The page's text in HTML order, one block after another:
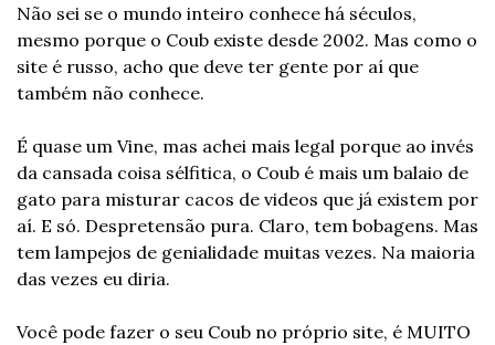
Não sei se o mundo inteiro conhece há séculos,
mesmo porque o Coub existe desde 2002. Mas como o
site é russo, acho que deve ter gente por aí que
também não conhece.
É quase um Vine, mas achei mais legal porque ao invés
da cansada coisa sélfitica, o Coub é mais um balaio de
gato para misturar cacos de videos que já existem por
aí. E só. Despretensão pura. Claro, tem bobagens. Mas
tem lampejos de genialidade muitas vezes. Na maioria
das vezes eu diria.
Você pode fazer o seu Coub no próprio site, é MUITO